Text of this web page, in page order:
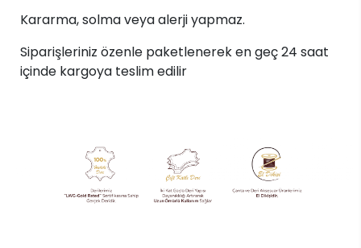
Kararma, solma veya alerji yapmaz.
Siparişleriniz özenle paketlenerek en geç 24 saat
içinde kargoya teslim edilir